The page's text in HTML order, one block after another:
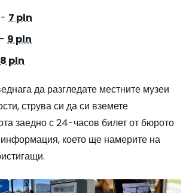
7 pln
9 pln
pln
да разгледате местните музеи
струва си да си вземете
заедно с 24-часов билет от бюрото
информация, което ще намерите на